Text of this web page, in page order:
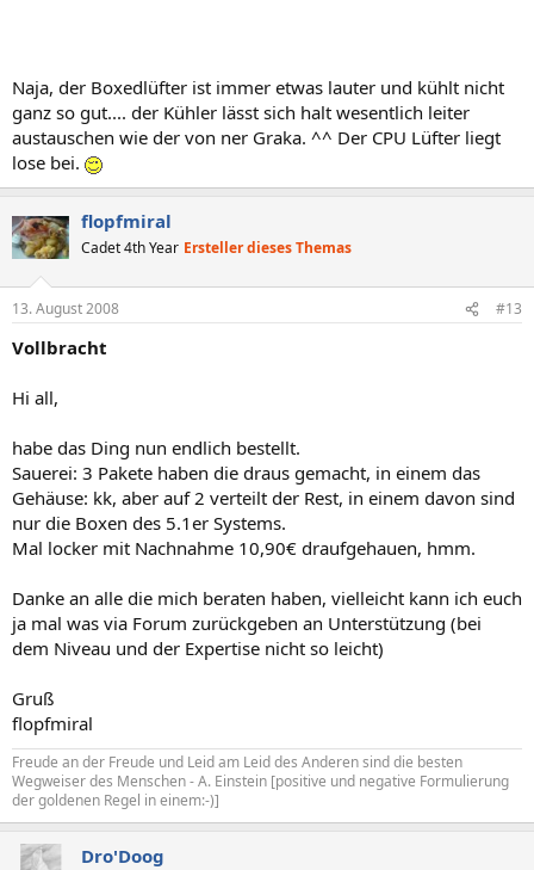
Naja, der Boxedlüfter ist immer etwas lauter und kühlt nicht
ganz so gut.... der Kühler lässt sich halt wesentlich leiter
austauschen wie der von ner Graka. ^^ Der CPU Lüfter liegt
lose bei.
flopfmiral
Cadet 4th Year Ersteller dieses Themas
13. August 2008 #13
Vollbracht
Hi all,
habe das Ding nun endlich bestellt.
Sauerei: 3 Pakete haben die draus gemacht, in einem das
Gehäuse: kk, aber auf 2 verteilt der Rest, in einem davon sind
nur die Boxen des 5.1er Systems.
Mal locker mit Nachnahme 10,90€ draufgehauen, hmm.
Danke an alle die mich beraten haben, vielleicht kann ich euch
ja mal was via Forum zurückgeben an Unterstützung (bei
dem Niveau und der Expertise nicht so leicht)
Gruß
flopfmiral
Freude an der Freude und Leid am Leid des Anderen sind die besten
Wegweiser des Menschen - A. Einstein [positive und negative Formulierung
der goldenen Regel in einem:-)]
Dro'Doog